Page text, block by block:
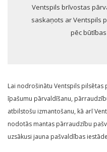
Ventspils brīvostas
saskaņots ar Ventspils
pēc
Lai nodrošinātu Ventspils
īpašumu pārvaldīšanu,
atbilstošu izmantošanu, kā arī
nodotās mantas pārraudzību
uzsākusi jauna pašvaldības